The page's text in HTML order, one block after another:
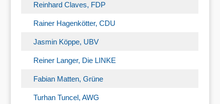
Reinhard Claves, FDP
Rainer Hagenkötter, CDU
Jasmin Köppe, UBV
Reiner Langer, Die LINKE
Fabian Matten, Grüne
Turhan Tuncel, AWG